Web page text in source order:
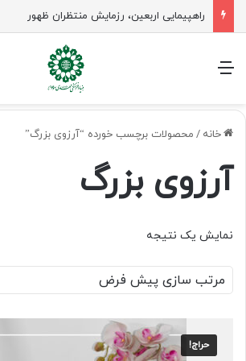
راهپیمایی اربعین، رزمایش منتظران ظهور
منو
خانه / محصولات برچسب خورده “آرزوی بزرگ”
آرزوی بزرگ
نمایش یک نتیجه
حراج!